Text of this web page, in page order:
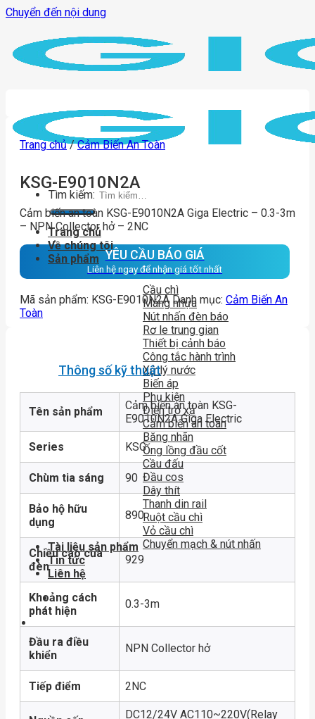
Chuyển đến nội dung
Tìm kiếm:
Trang chủ
Về chúng tôi
Sản phẩm
Cầu chì
Máng nhựa
Nút nhấn đèn báo
Rơ le trung gian
Thiết bị cảnh báo
Công tắc hành trình
Xử lý nước
Biến áp
Phụ kiện
Điện trở xả
Cảm biến an toàn
Băng nhãn
Ống lồng đầu cốt
Cầu đấu
Đầu cos
Dây thít
Thanh din rail
Ruột cầu chì
Vỏ cầu chì
Chuyển mạch & nút nhấn
Tài liệu sản phẩm
Tin tức
Liên hệ
Trang chủ / Cảm Biến An Toàn
KSG-E9010N2A
Cảm biến an toàn KSG-E9010N2A Giga Electric – 0.3-3m
– NPN Collector hở – 2NC
YÊU CẦU BÁO GIÁ
Liên hệ ngay để nhận giá tốt nhất
Mã sản phẩm: KSG-E9010N2A Danh mục: Cảm Biến An
Toàn
Thông số kỹ thuật
Tên sản phẩm
Cảm biến an toàn KSG-
E9010N2A Giga Electric
Series KSG
Chùm tia sáng 90
Bảo hộ hữu
dụng
890
Chiều cao của
đèn
929
Khoảng cách
phát hiện
0.3-3m
Đầu ra điều
khiển
NPN Collector hở
Tiếp điểm 2NC
DC12/24V AC110~220V(Relay